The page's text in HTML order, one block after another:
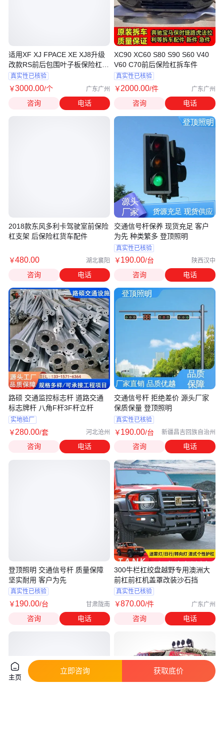
适用XF XJ FPACE XE XJ8升级
改款RS前后包围叶子板保险杠拆
车件
真实性已核验
￥3000.00/个 广东广州
咨询 电话
2018款东风多利卡驾驶室前保险
杠支架 后保险杠货车配件
￥480.00 湖北襄阳
咨询 电话
路硕 交通监控标志杆 道路交通
标志牌杆 八角F杆3F杆立杆
实地验厂
￥280.00/套 河北沧州
咨询 电话
登顶照明 交通信号杆 质量保障
坚实耐用 客户为先
真实性已核验
￥190.00/台 甘肃陇南
咨询 电话
XC90 XC60 S80 S90 S60 V40
V60 C70前后保险杠拆车件
真实性已核验
￥2000.00/件 广东广州
咨询 电话
交通信号杆保养 现货充足 客户
为先 种类繁多 登顶照明
真实性已核验
￥190.00/台 陕西汉中
咨询 电话
交通信号杆 拒绝差价 源头厂家
保质保量 登顶照明
真实性已核验
￥190.00/台 新疆昌吉回族自治州
咨询 电话
300牛栏杠绞盘越野专用澳洲大
前杠前杠机盖罩改装沙石挡
真实性已核验
￥870.00/件 广东广州
咨询 电话
主页
立即咨询 获取底价